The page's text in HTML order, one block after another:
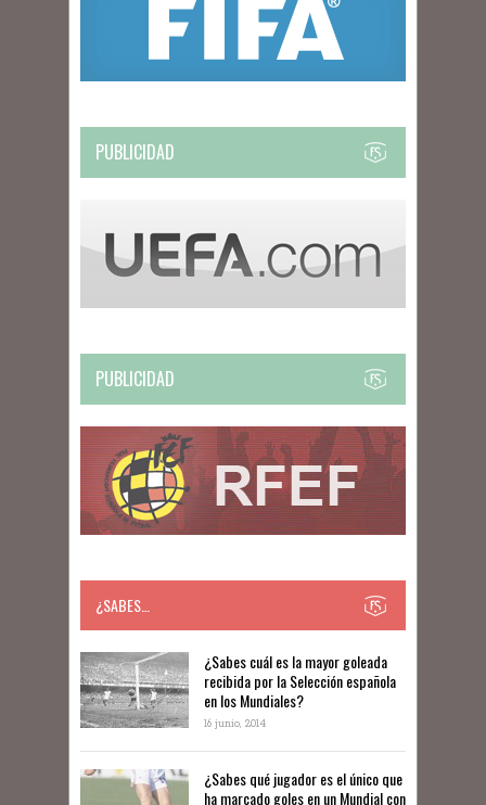
PUBLICIDAD
PUBLICIDAD
¿SABES…
​​¿Sabes cuál es la mayor goleada
recibida por la Selección española
en los Mundiales?
16 junio, 2014
¿Sabes qué jugador es el único que
ha marcado goles en un Mundial con